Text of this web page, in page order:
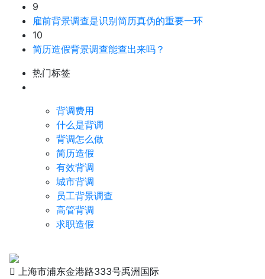
9
雇前背景调查是识别简历真伪的重要一环
10
简历造假背景调查能查出来吗？
热门标签
背调费用
什么是背调
背调怎么做
简历造假
有效背调
城市背调
员工背景调查
高管背调
求职造假
上海市浦东金港路333号禹洲国际